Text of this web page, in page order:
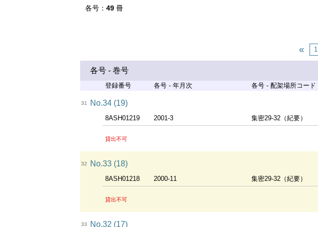
各号 49 冊
1
各号 - 巻号
登録番号 各号 - 年月次 各号 - 配架場所コード
31 No.34 (19)
8ASH01219 2001-3 集密29-32（紀要）
貸出不可
32 No.33 (18)
8ASH01218 2000-11 集密29-32（紀要）
貸出不可
33 No.32 (17)